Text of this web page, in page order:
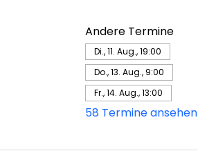
Andere Termine
Di., 11. Aug., 19:00
Do., 13. Aug., 9:00
Fr., 14. Aug., 13:00
58 Termine ansehen